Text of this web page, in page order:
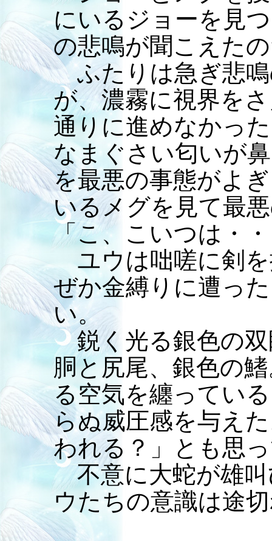
にいるジョーを見
の悲鳴が聞こえた
ふたりは急ぎ悲鳴
が、濃霧に視界を
通りに進めなかっ
なまぐさい匂いが
を最悪の事態がよ
いるメグを見て最
「こ、こいつは・
ユウは咄嗟に剣
ぜか金縛りに遭っ
い。
鋭く光る銀色の双
胴と尻尾、銀色の
る空気を纏ってい
らぬ威圧感を与え
われる？」とも思
不意に大蛇が雄叫
ウたちの意識は途